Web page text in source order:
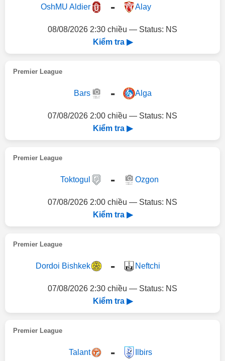
OshMU Aldier - Alay
08/08/2026 2:30 chiều — Status: NS
Kiểm tra ▶
Premier League
Bars - Alga
07/08/2026 2:00 chiều — Status: NS
Kiểm tra ▶
Premier League
Toktogul - Ozgon
07/08/2026 2:00 chiều — Status: NS
Kiểm tra ▶
Premier League
Dordoi Bishkek - Neftchi
07/08/2026 2:30 chiều — Status: NS
Kiểm tra ▶
Premier League
Talant - Ilbirs